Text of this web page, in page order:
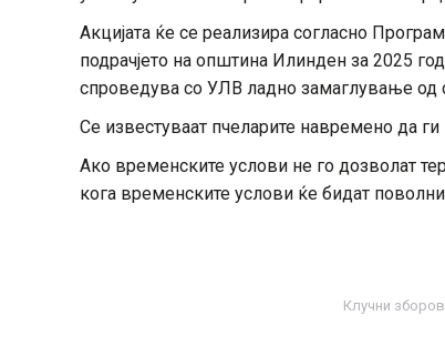
Акцијата ќе се реализира согласно
подрачјето на општина Илинден за 2025
спроведува со УЛВ ладно замаглување од
Се известуваат пчеларите навремено да
Ако временските услови не го дозволат
кога временските услови ќе бидат
Клучни